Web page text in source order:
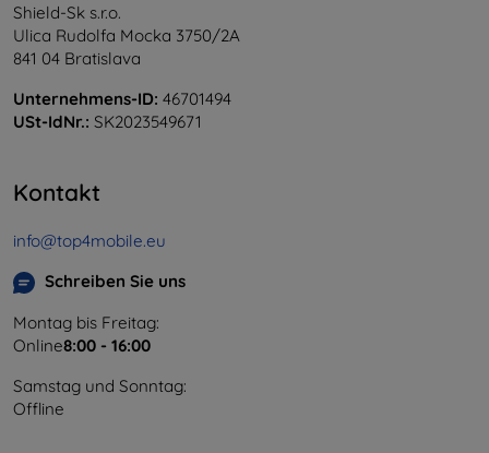
Shield-Sk s.r.o.
Ulica Rudolfa Mocka 3750/2A
841 04 Bratislava
Unternehmens-ID: 46701494
USt-IdNr.: SK2023549671
Kontakt
info@top4mobile.eu
Schreiben Sie uns
Montag bis Freitag:
Online8:00 - 16:00
Samstag und Sonntag:
Offline